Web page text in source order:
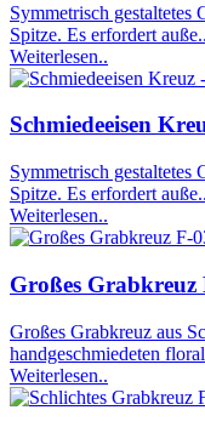
Symmetrisch gestaltetes
Spitze. Es erfordert
Weiterlesen..
Schmiedeeisen
Symmetrisch gestaltetes
Spitze. Es erfordert
Weiterlesen..
Großes Grabkreuz
Großes Grabkreuz aus
handgeschmiedeten
Weiterlesen..